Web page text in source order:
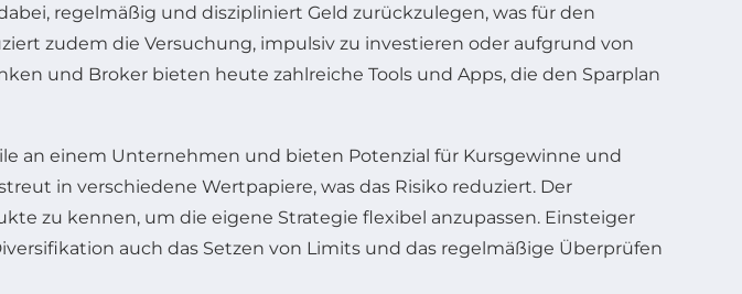
regelmäßig und diszipliniert Geld zurückzulegen, was für den
zudem die Versuchung, impulsiv zu investieren oder aufgrund von
und Broker bieten heute zahlreiche Tools und Apps, die den Sparplan
an einem Unternehmen und bieten Potenzial für Kursgewinne und
in verschiedene Wertpapiere, was das Risiko reduziert. Der
zu kennen, um die eigene Strategie flexibel anzupassen. Einsteiger
auch das Setzen von Limits und das regelmäßige Überprüfen